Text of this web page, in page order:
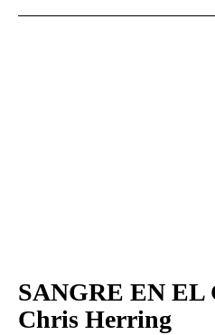
SANGRE EN EL
Chris Herring